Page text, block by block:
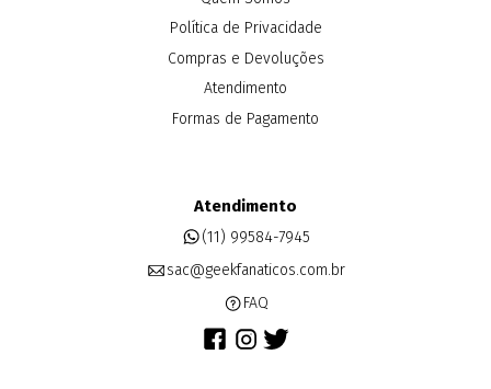
Política de Privacidade
Compras e Devoluções
Atendimento
Formas de Pagamento
Atendimento
(11) 99584-7945
sac@geekfanaticos.com.br
FAQ